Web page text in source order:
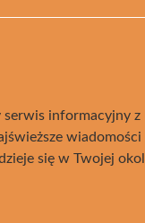
informacyjny z
wiadomości
się w Twojej